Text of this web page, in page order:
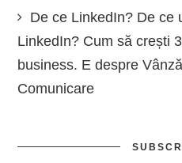
De ce LinkedIn? De ce
LinkedIn? Cum să crești
business. E despre
Comunicare